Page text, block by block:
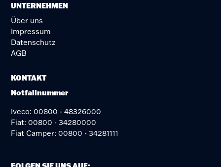
UNTERNEHMEN
Über uns
Impressum
Datenschutz
AGB
KONTAKT
Notfallnummer
Iveco: 00800 - 48326000
Fiat: 00800 - 34280000
Fiat Camper: 00800 - 34281111